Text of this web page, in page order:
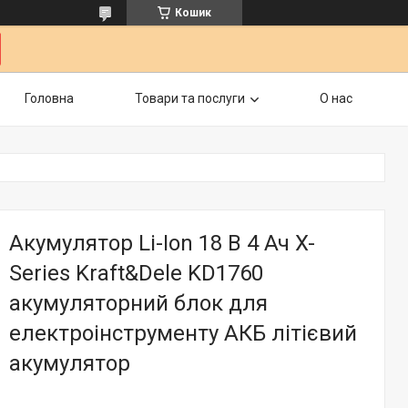
Кошик
Головна Товари та послуги О нас
Акумулятор Li-Ion 18 В 4 Ач X-
Series Kraft&Dele KD1760
акумуляторний блок для
електроінструменту АКБ літієвий
акумулятор